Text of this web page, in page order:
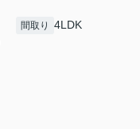
間取り 4LDK